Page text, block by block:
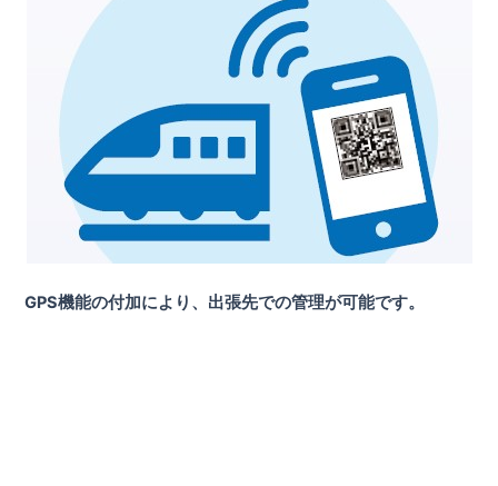
GPS機能の付加により、出張先での管理が可能です。